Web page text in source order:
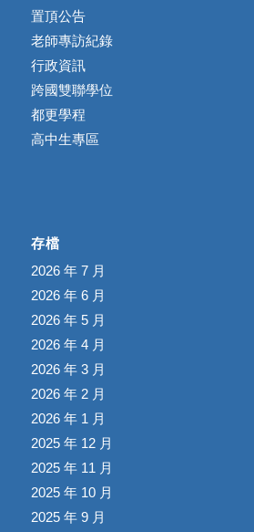
置頂公告
老師專訪紀錄
行政資訊
跨國雙聯學位
都更學程
高中生專區
存檔
2026 年 7 月
2026 年 6 月
2026 年 5 月
2026 年 4 月
2026 年 3 月
2026 年 2 月
2026 年 1 月
2025 年 12 月
2025 年 11 月
2025 年 10 月
2025 年 9 月